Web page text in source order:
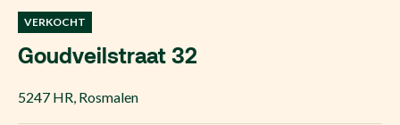
VERKOCHT
Goudveilstraat 32
5247 HR Rosmalen